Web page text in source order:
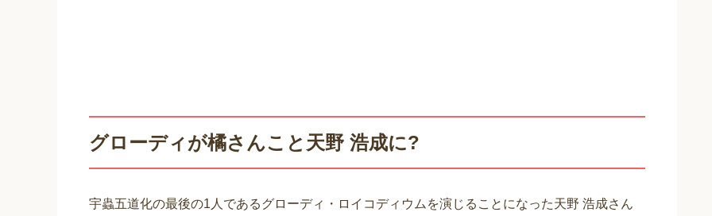
グローディが橘さんこと天野 浩成に?
宇蟲五道化の最後の1人であるグローディ・ロイコディウムを演じることになった天野 浩成さん